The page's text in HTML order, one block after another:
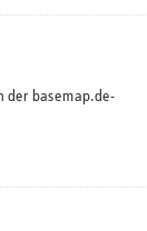
der basemap.de-